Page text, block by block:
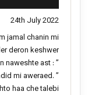
24th July 2022
jamal chanin mi
deron keshwer
naweshte ast : ”
mi aweraed. ”
haa che talebi